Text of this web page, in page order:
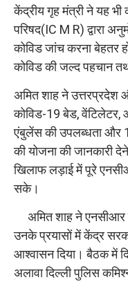
केंद्रीय गृह मंत्री ने यह भी
परिषद(IC M R) द्वारा
कोविड जांच करना बेहतर
कोविड की जल्द पहचान
अमित शाह ने उत्तरप्रदेश
कोविड-19 बेड,
एंबुलेंस की उपलब्धता और
की योजना की जानकारी
खिलाफ लड़ाई में पूरे
सके।
अमित शाह ने एनसीआर
उनके प्रयासों में केंद्र
आश्वासन दिया। बैठक में
अलावा दिल्ली पुलिस